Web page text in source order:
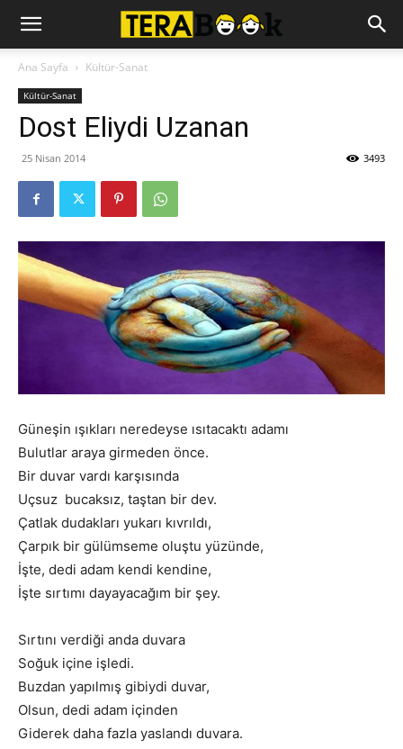
Ana Sayfa Kültür-Sanat
Kültür-Sanat
Dost Eliydi Uzanan
25 Nisan 2014 3493
Güneşin ışıkları neredeyse ısıtacaktı adamı
Bulutlar araya girmeden önce.
Bir duvar vardı karşısında
Uçsuz bucaksız, taştan bir dev.
Çatlak dudakları yukarı kıvrıldı,
Çarpık bir gülümseme oluştu yüzünde,
İşte, dedi adam kendi kendine,
İşte sırtımı dayayacağım bir şey.
Sırtını verdiği anda duvara
Soğuk içine işledi.
Buzdan yapılmış gibiydi duvar,
Olsun, dedi adam içinden
Giderek daha fazla yaslandı duvara.